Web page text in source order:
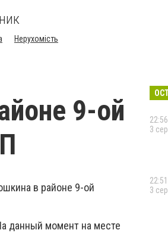
Нерухомість
9-ой
в районе 9-ой
данный момент на месте
22:56
3
22:51
3